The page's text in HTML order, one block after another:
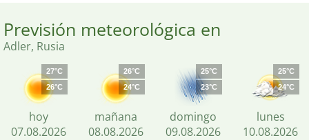
Previsión meteorológica en
Adler, Rusia
27°C
26°C
hoy
07.08.2026
26°C
24°C
mañana
08.08.2026
25°C
23°C
domingo
09.08.2026
25°C
24°C
lunes
10.08.2026